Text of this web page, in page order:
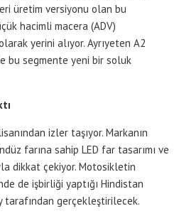
üretim versiyonu olan bu
hacimli macera (ADV)
yerini alıyor. Ayrıyeten A2
bu segmente yeni bir soluk
izler taşıyor. Markanın
farına sahip LED far tasarımı ve
dikkat çekiyor. Motosikletin
de işbirliği yaptığı Hindistan
tarafından gerçekleştirilecek.